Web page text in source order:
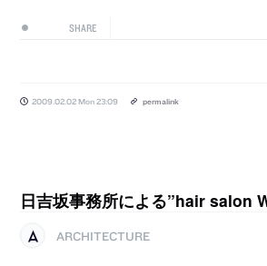
SHARE
2009.02.02 Mon 23:09 permalink
日吉坂事務所による”hair salon
ARCHITECTURE